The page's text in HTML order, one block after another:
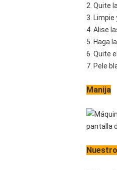
2. Quite
3. Limpie
4. Alise
5. Haga
6. Quite
7. Pele
Manija